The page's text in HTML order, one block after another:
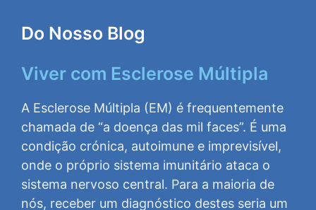
Do Nosso Blog
Viver com Esclerose Múltipla
A Esclerose Múltipla (EM) é frequentemente
chamada de “a doença das mil faces”. É uma
condição crónica, autoimune e imprevisível,
onde o próprio sistema imunitário ataca o
sistema nervoso central. Para a maioria de
nós, receber um diagnóstico destes seria um